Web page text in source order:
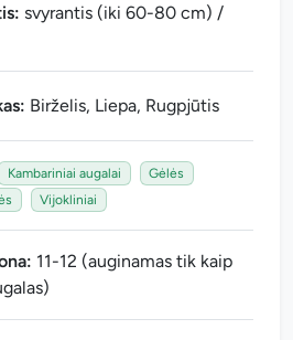
svyrantis (iki 60-80 cm) /
Birželis, Liepa, Rugpjūtis
Kambariniai augalai
Gėlės
Vijokliniai
11-12 (auginamas tik kaip